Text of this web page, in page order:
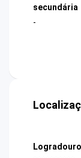
secundária
-
Logradouro